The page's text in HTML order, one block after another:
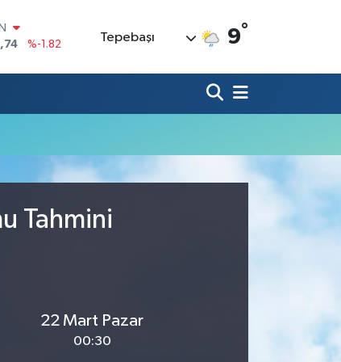
%-1.82
%0.02
%0.19
%0
Tepebaşı 9°
Tahmini
22 Mart Pazar
00:30